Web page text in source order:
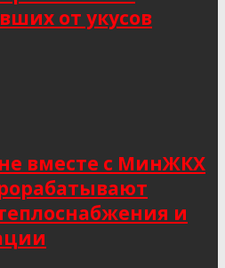
от укусов
вместе с МинЖКХ
и